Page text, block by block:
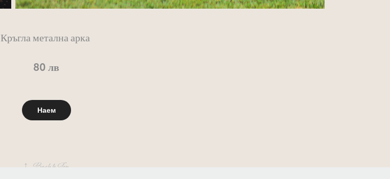
Кръгла метална арка
80 лв
Наем
↑ Back to Top